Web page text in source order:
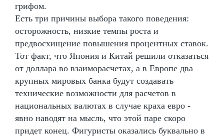
грифом.
Есть три причины выбора такого поведения:
осторожность, низкие темпы роста и
предвосхищение повышения процентных ставок.
Тот факт, что Япония и Китай решили отказаться
от доллара во взаиморасчетах, а в Европе два
крупных мировых банка будут создавать
технические возможности для расчетов в
национальных валютах в случае краха евро -
явно наводят на мысль, что этой паре скоро
придет конец. Фигуристы оказались буквально в